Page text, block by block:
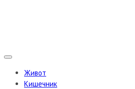
Живот
Кишечник